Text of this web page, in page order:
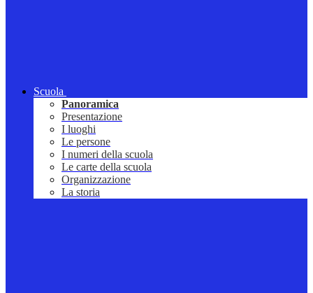
Scuola
Panoramica
Presentazione
I luoghi
Le persone
I numeri della scuola
Le carte della scuola
Organizzazione
La storia